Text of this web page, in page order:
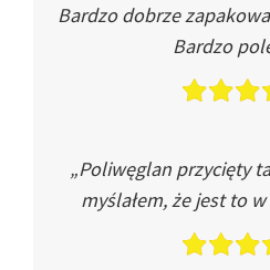
Bardzo dobrze
Bardzo
„Poliwęglan przycięty
myślałem, że jest to